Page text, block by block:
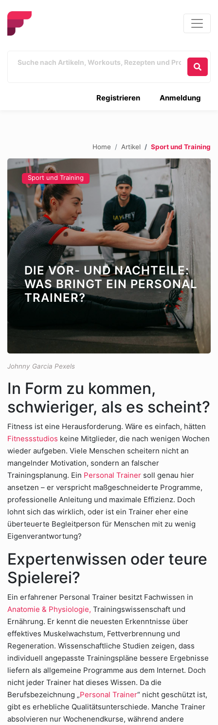
Anmeldung
Registrieren
Home Artikel Sport und Training
Sport und Training
DIE VOR- UND NACHTEILE:
WAS BRINGT EIN PERSONAL
TRAINER?
Johnny Garcia Pexels
In Form zu kommen,
schwieriger, als es scheint?
Fitness ist eine Herausforderung. Wäre es einfach, hätten
Fitnessstudios keine Mitglieder, die nach wenigen Wochen
wieder aufgeben. Viele Menschen scheitern nicht an
mangelnder Motivation, sondern an falscher
Trainingsplanung. Ein Personal Trainer soll genau hier
ansetzen – er verspricht maßgeschneiderte Programme,
professionelle Anleitung und maximale Effizienz. Doch
lohnt sich das wirklich, oder ist ein Trainer eher eine
überteuerte Begleitperson für Menschen mit zu wenig
Eigenverantwortung?
Expertenwissen oder teure
Spielerei?
Ein erfahrener Personal Trainer besitzt Fachwissen in
Anatomie & Physiologie, Trainingswissenschaft und
Ernährung. Er kennt die neuesten Erkenntnisse über
effektives Muskelwachstum, Fettverbrennung und
Regeneration. Wissenschaftliche Studien zeigen, dass
individuell angepasste Trainingspläne bessere Ergebnisse
liefern als allgemeine Programme aus dem Internet. Doch
nicht jeder Trainer hat dieses Wissen. Da die
Berufsbezeichnung „Personal Trainer“ nicht geschützt ist,
gibt es erhebliche Qualitätsunterschiede. Manche Trainer
absolvieren nur Wochenendkurse, während andere